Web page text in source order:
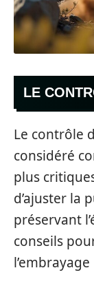
LE
Le contrôle
considéré
plus
d’ajuster la
préservant
conseils
l’embrayage